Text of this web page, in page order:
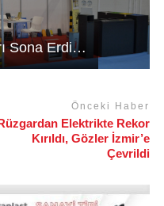
Sona Erdi…
Önceki Haber
Elektrikte Rekor
Kırıldı, Gözler İzmir’e
Çevrildi